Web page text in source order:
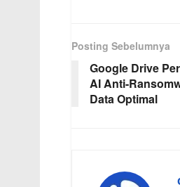
Posting Sebelumnya
Google Drive
AI Anti-
Data Optimal